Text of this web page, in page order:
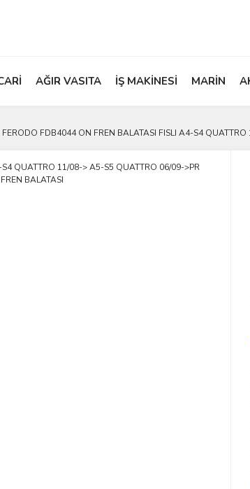
AĞIR VASITA İŞ MAKİNESİ MARİN
FERODO FDB4044 ON FREN BALATASI FISLI A4-S4